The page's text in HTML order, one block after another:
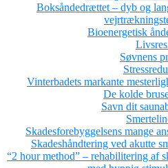
Boksåndedrættet – dyb og
Bioenergetisk
Søvnens
Vinterbadets markante
De kolde
Savn dit
Skadesforebyggelsens mange
Skadeshåndtering ved akutte
“2 hour method” – rehabilitering af